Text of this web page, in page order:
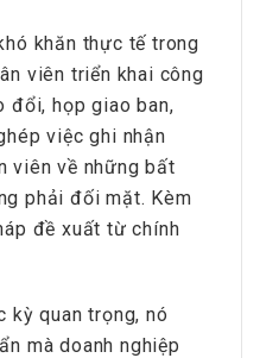
khăn thực tế trong
viên triển khai công
đổi, họp giao ban,
việc ghi nhận
viên về những bất
phải đối mặt. Kèm
đề xuất từ chính
kỳ quan trọng, nó
mà doanh nghiệp